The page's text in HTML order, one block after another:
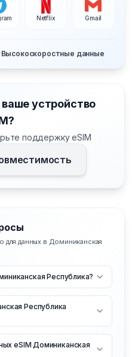
Netflix Gmail
Высокоскоростные данные
устройство
поддержку eSIM
для данных в Доминиканская
Республика?
Республика
eSIM Доминиканская